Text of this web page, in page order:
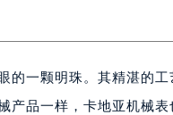
的一颗明珠。其精湛的
产品一样，卡地亚机械